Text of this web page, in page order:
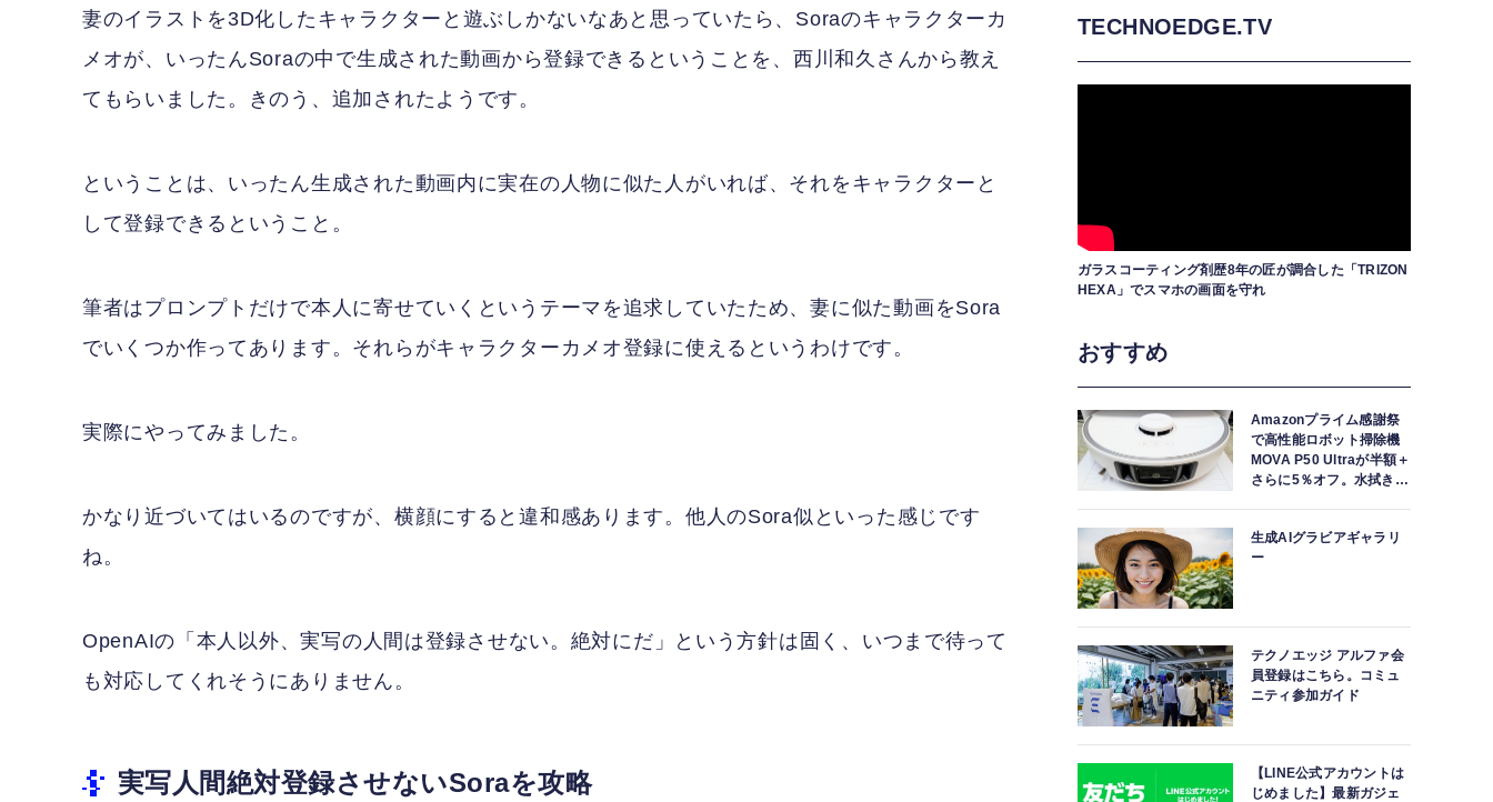
妻のイラストを3D化したキャラクターと遊ぶしかないなあと思っていたら、Soraのキャラクターカ
メオが、いったんSoraの中で生成された動画から登録できるということを、西川和久さんから教え
てもらいました。きのう、追加されたようです。
ということは、いったん生成された動画内に実在の人物に似た人がいれば、それをキャラクターと
して登録できるということ。
筆者はプロンプトだけで本人に寄せていくというテーマを追求していたため、妻に似た動画をSora
でいくつか作ってあります。それらがキャラクターカメオ登録に使えるというわけです。
実際にやってみました。
かなり近づいてはいるのですが、横顔にすると違和感あります。他人のSora似といった感じです
ね。
OpenAIの「本人以外、実写の人間は登録させない。絶対にだ」という方針は固く、いつまで待って
も対応してくれそうにありません。
実写人間絶対登録させないSoraを攻略
TECHNOEDGE.TV
ガラスコーティング剤歴8年の匠が調合した「TRIZON
HEXA」でスマホの画面を守れ
おすすめ
Amazonプライム感謝祭
で高性能ロボット掃除機
MOVA P50 Ultraが半額＋
さらに5％オフ。水拭きモ
生成AIグラビアギャラリ
ー
テクノエッジ アルファ会
員登録はこちら。コミュ
ニティ参加ガイド
【LINE公式アカウントは
じめました】最新ガジェ